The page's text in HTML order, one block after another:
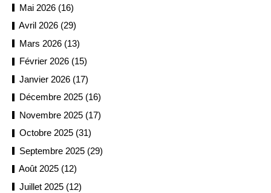
Mai 2026 (16)
Avril 2026 (29)
Mars 2026 (13)
Février 2026 (15)
Janvier 2026 (17)
Décembre 2025 (16)
Novembre 2025 (17)
Octobre 2025 (31)
Septembre 2025 (29)
Août 2025 (12)
Juillet 2025 (12)